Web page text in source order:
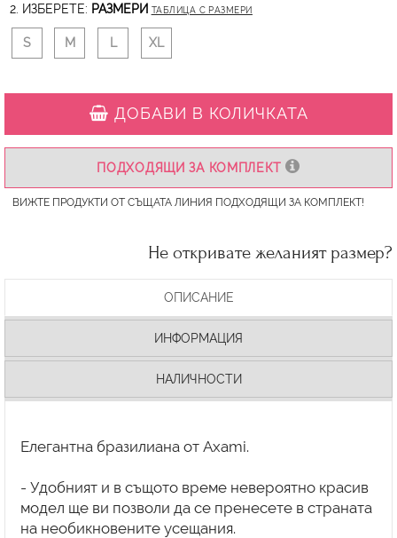
2. ИЗБЕРЕТЕ: РАЗМЕРИ ТАБЛИЦА С РАЗМЕРИ
S M L XL
ДОБАВИ В КОЛИЧКАТА
ПОДХОДЯЩИ ЗА КОМПЛЕКТ
ВИЖТЕ ПРОДУКТИ ОТ СЪЩАТА ЛИНИЯ ПОДХОДЯЩИ ЗА КОМПЛЕКТ!
Не откривате желаният размер?
ОПИСАНИЕ
ИНФОРМАЦИЯ
НАЛИЧНОСТИ
Елегантна бразилиана от Axami.
- Удобният и в същото време невероятно красив
модел ще ви позволи да се пренесете в страната
на необикновените усещания.